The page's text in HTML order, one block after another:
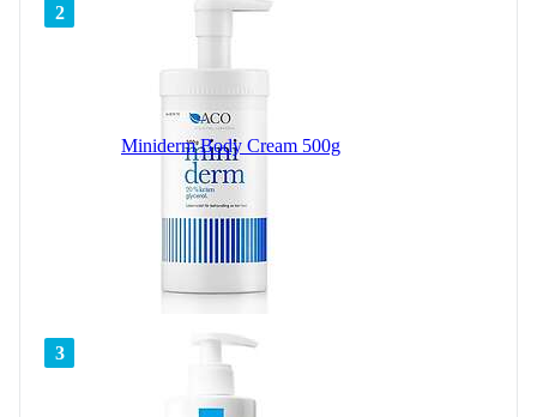
2
Miniderm Body Cream 500g
3